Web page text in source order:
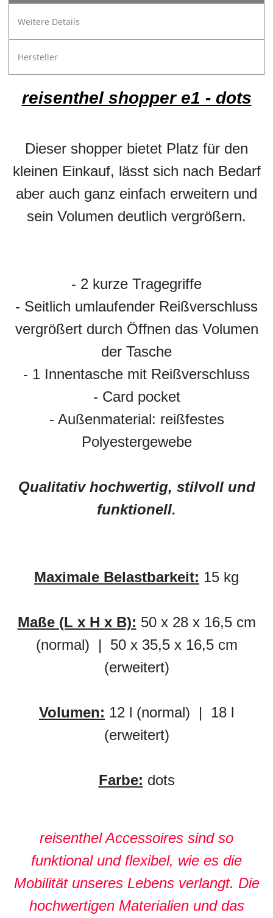
Weitere Details
Hersteller
reisenthel shopper e1 - dots
Dieser shopper bietet Platz für den
kleinen Einkauf, lässt sich nach Bedarf
aber auch ganz einfach erweitern und
sein Volumen deutlich vergrößern.
- 2 kurze Tragegriffe
- Seitlich umlaufender Reißverschluss
vergrößert durch Öffnen das Volumen
der Tasche
- 1 Innentasche mit Reißverschluss
- Card pocket
- Außenmaterial: reißfestes
Polyestergewebe
Qualitativ hochwertig, stilvoll und
funktionell.
Maximale Belastbarkeit: 15 kg
Maße (L x H x B): 50 x 28 x 16,5 cm
(normal) | 50 x 35,5 x 16,5 cm
(erweitert)
Volumen: 12 l (normal) | 18 l
(erweitert)
Farbe: dots
reisenthel Accessoires sind so
funktional und flexibel, wie es die
Mobilität unseres Lebens verlangt. Die
hochwertigen Materialien und das